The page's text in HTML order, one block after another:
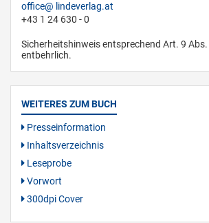
office
lindeverlag.at
+43 1 24 630 - 0
Sicherheitshinweis entsprechend Art. 9 Abs.
entbehrlich.
WEITERES ZUM BUCH
Presseinformation
Inhaltsverzeichnis
Leseprobe
Vorwort
300dpi Cover